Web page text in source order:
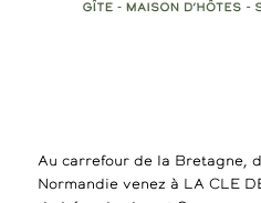
Au carrefour de la Bretagne,
Normandie venez à LA CLE